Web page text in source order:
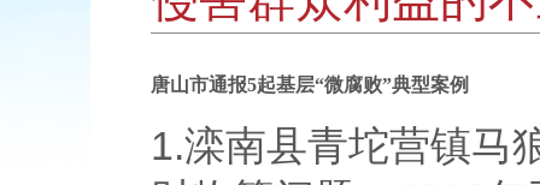
唐山市通报5起基层“微腐败”典型案例
1.滦南县青坨营镇马